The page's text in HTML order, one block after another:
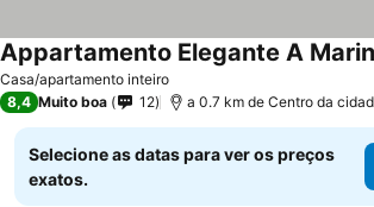
Casa/apartamento inteiro
Appartamento Elegante A
8,4 Muito boa 12 a 0.7 km de Centro da
Selecione as datas para ver os preços
exatos.